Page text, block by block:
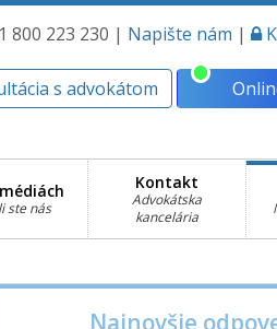
800 223 230 | Napište nám |
s advokátom
ste nás
Kontakt
Advokátska
kancelária
Najnovšie